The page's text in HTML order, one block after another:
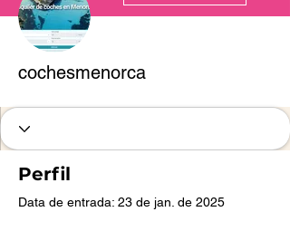
cochesmenorca
Perfil
Data de entrada: 23 de jan. de 2025